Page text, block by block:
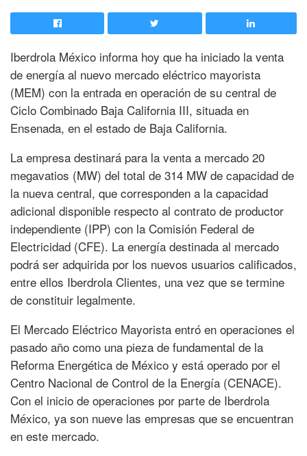
Iberdrola México informa hoy que ha iniciado la venta
de energía al nuevo mercado eléctrico mayorista
(MEM) con la entrada en operación de su central de
Ciclo Combinado Baja California III, situada en
Ensenada, en el estado de Baja California.
La empresa destinará para la venta a mercado 20
megavatios (MW) del total de 314 MW de capacidad de
la nueva central, que corresponden a la capacidad
adicional disponible respecto al contrato de productor
independiente (IPP) con la Comisión Federal de
Electricidad (CFE). La energía destinada al mercado
podrá ser adquirida por los nuevos usuarios calificados,
entre ellos Iberdrola Clientes, una vez que se termine
de constituir legalmente.
El Mercado Eléctrico Mayorista entró en operaciones el
pasado año como una pieza de fundamental de la
Reforma Energética de México y está operado por el
Centro Nacional de Control de la Energía (CENACE).
Con el inicio de operaciones por parte de Iberdrola
México, ya son nueve las empresas que se encuentran
en este mercado.